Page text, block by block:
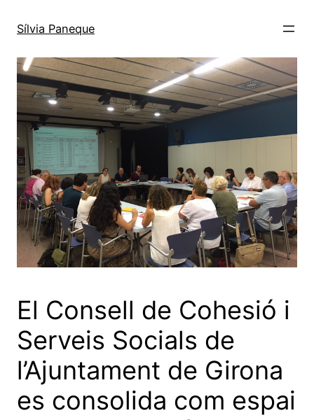
Sílvia Paneque
El Consell de Cohesió i
Serveis Socials de
l’Ajuntament de Girona
es consolida com espai